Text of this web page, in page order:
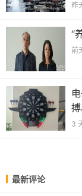
昨
“
前
3
最新评论